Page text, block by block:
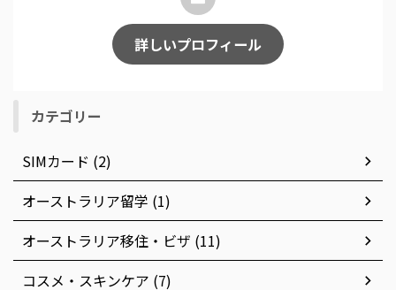
詳しいプロフィール
カテゴリー
SIMカード (2)
オーストラリア留学 (1)
オーストラリア移住・ビザ (11)
コスメ・スキンケア (7)